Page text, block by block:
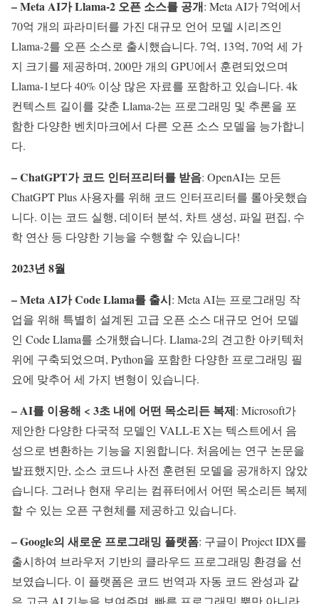
– Meta AI가 Llama-2 오픈 소스를 공개: Meta AI가 7억에서
70억 개의 파라미터를 가진 대규모 언어 모델 시리즈인
Llama-2를 오픈 소스로 출시했습니다. 7억, 13억, 70억 세 가
지 크기를 제공하며, 200만 개의 GPU에서 훈련되었으며
Llama-1보다 40% 이상 많은 자료를 포함하고 있습니다. 4k
컨텍스트 길이를 갖춘 Llama-2는 프로그래밍 및 추론을 포
함한 다양한 벤치마크에서 다른 오픈 소스 모델을 능가합니
다.
– ChatGPT가 코드 인터프리터를 받음: OpenAI는 모든
ChatGPT Plus 사용자를 위해 코드 인터프리터를 롤아웃했습
니다. 이는 코드 실행, 데이터 분석, 차트 생성, 파일 편집, 수
학 연산 등 다양한 기능을 수행할 수 있습니다!
2023년 8월
– Meta AI가 Code Llama를 출시: Meta AI는 프로그래밍 작
업을 위해 특별히 설계된 고급 오픈 소스 대규모 언어 모델
인 Code Llama를 소개했습니다. Llama-2의 견고한 아키텍처
위에 구축되었으며, Python을 포함한 다양한 프로그래밍 필
요에 맞추어 세 가지 변형이 있습니다.
– AI를 이용해 < 3초 내에 어떤 목소리든 복제: Microsoft가
제안한 다양한 다국적 모델인 VALL-E X는 텍스트에서 음
성으로 변환하는 기능을 지원합니다. 처음에는 연구 논문을
발표했지만, 소스 코드나 사전 훈련된 모델을 공개하지 않았
습니다. 그러나 현재 우리는 컴퓨터에서 어떤 목소리든 복제
할 수 있는 오픈 구현체를 제공하고 있습니다.
– Google의 새로운 프로그래밍 플랫폼: 구글이 Project IDX를
출시하여 브라우저 기반의 클라우드 프로그래밍 환경을 선
보였습니다. 이 플랫폼은 코드 번역과 자동 코드 완성과 같
은 고급 AI 기능을 보여주며, 빠른 프로그래밍 뿐만 아니라